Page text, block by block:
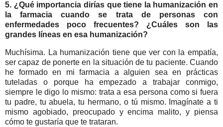
5. ¿Qué importancia dirías que tiene la humanización en
la farmacia cuando se trata de personas con
enfermedades poco frecuentes? ¿Cuáles son las
grandes líneas en esa humanización?
Muchísima. La humanización tiene que ver con la empatía,
ser capaz de ponerte en la situación de tu paciente. Cuando
he formado en mi farmacia a alguien sea en prácticas
tuteladas o porque ha empezado a trabajar conmigo,
siempre le digo lo mismo: trata a esa persona como si fuera
tu padre, tu abuela, tu hermano, o tú mismo. Imagínate a ti
mismo agobiado, preocupado y encima malito, y piensa
cómo te gustaría que te trataran.